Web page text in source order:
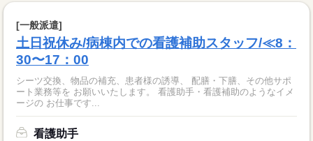
[一般派遣]
土日祝休み/病棟内での看護補助スタッフ/≪8：
30〜17：00
シーツ交換、物品の補充、患者様の誘導、 配膳・下膳、その他サポ
ート業務等を お願いいたします。 看護助手・看護補助のようなイメ
ージの お仕事です...
看護助手